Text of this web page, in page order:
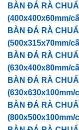
BÀN ĐÁ RÀ
(400x400x60mm/
BÀN ĐÁ RÀ
(500x315x70mm/
BÀN ĐÁ RÀ
(630x400x80mm/
BÀN ĐÁ RÀ
(630x630x100mm/
BÀN ĐÁ RÀ
(800x500x100mm/